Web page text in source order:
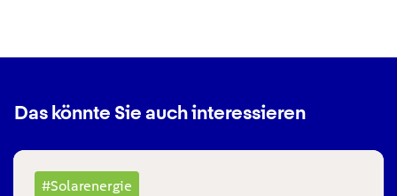
Das könnte Sie auch interessieren
#Solarenergie